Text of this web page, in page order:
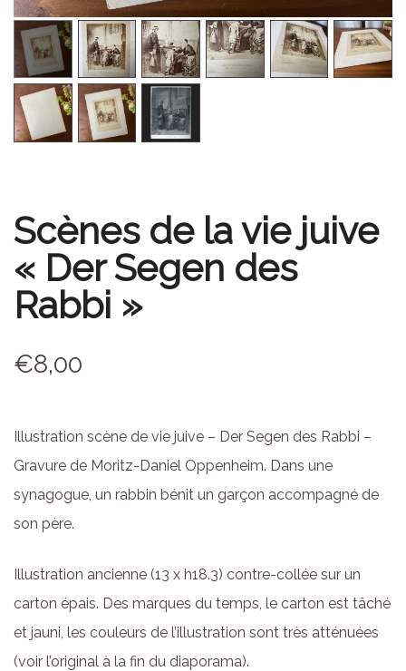
Scènes de la vie juive
« Der Segen des
Rabbi »
€8,00
Illustration scène de vie juive – Der Segen des Rabbi –
Gravure de Moritz-Daniel Oppenheim. Dans une
synagogue, un rabbin bénit un garçon accompagné de
son père.
Illustration ancienne (13 x h18.3) contre-collée sur un
carton épais. Des marques du temps, le carton est tâché
et jauni, les couleurs de l’illustration sont très atténuées
(voir l’original à la fin du diaporama).